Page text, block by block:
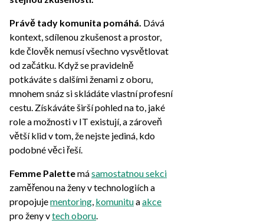
Právě tady komunita pomáhá. Dává
kontext, sdílenou zkušenost a prostor,
kde člověk nemusí všechno vysvětlovat
od začátku. Když se pravidelně
potkáváte s dalšími ženami z oboru,
mnohem snáz si skládáte vlastní profesní
cestu. Získáváte širší pohled na to, jaké
role a možnosti v IT existují, a zároveň
větší klid v tom, že nejste jediná, kdo
podobné věci řeší.
Femme Palettemásamostatnou sekci
zaměřenou na ženy v technologiích a
propojujementoring, komunituaakce
pro ženy vtech oboru.